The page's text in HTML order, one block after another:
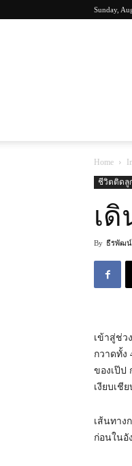
Sunday,
Home
ชีวิตติดลู
เ
By ธีรพัฒ
เข้าสู่ช่ว
กวาดทั้ง
ของเป๊ป
เงียบเชี
เส้นทาง
ก่อนในอั